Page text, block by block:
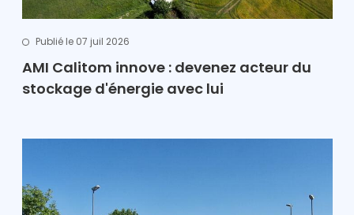
Publié le 07 juil 2026
AMI Calitom innove : devenez acteur du
stockage d'énergie avec lui